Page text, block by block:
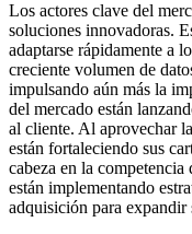
Los actores clave del
soluciones innovadoras.
adaptarse rápidamente a
creciente volumen de
impulsando aún más la
del mercado están
al cliente. Al aprovechar
están fortaleciendo sus
cabeza en la
están implementando
adquisición para